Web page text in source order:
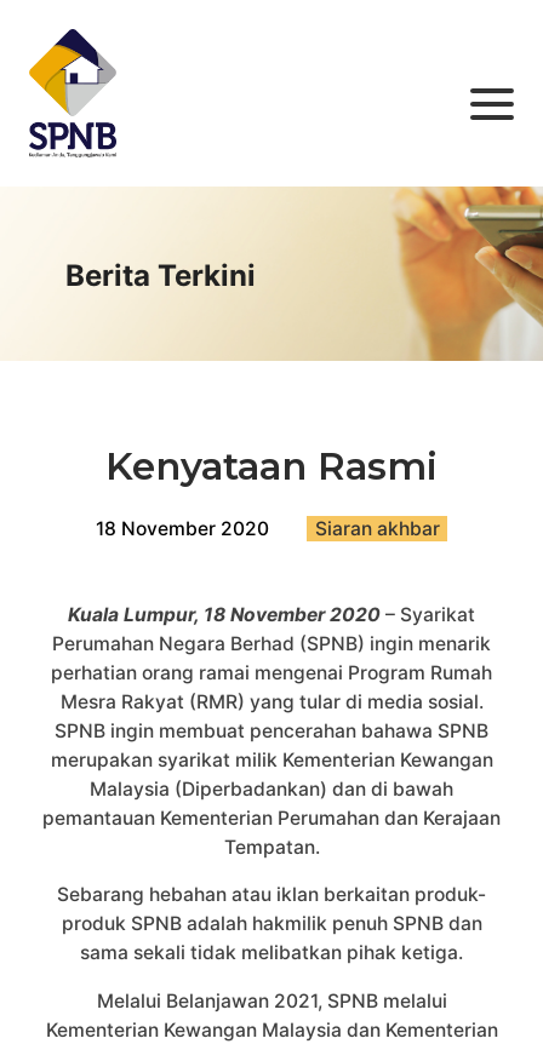
Berita Terkini
Kenyataan Rasmi
18 November 2020 Siaran akhbar
Kuala Lumpur, 18 November 2020 – Syarikat
Perumahan Negara Berhad (SPNB) ingin menarik
perhatian orang ramai mengenai Program Rumah
Mesra Rakyat (RMR) yang tular di media sosial.
SPNB ingin membuat pencerahan bahawa SPNB
merupakan syarikat milik Kementerian Kewangan
Malaysia (Diperbadankan) dan di bawah
pemantauan Kementerian Perumahan dan Kerajaan
Tempatan.
Sebarang hebahan atau iklan berkaitan produk-
produk SPNB adalah hakmilik penuh SPNB dan
sama sekali tidak melibatkan pihak ketiga.
Melalui Belanjawan 2021, SPNB melalui
Kementerian Kewangan Malaysia dan Kementerian